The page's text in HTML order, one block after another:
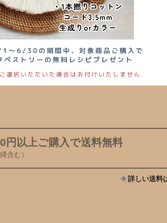
円以上ご購入で送料無料
含む）
詳しい送料